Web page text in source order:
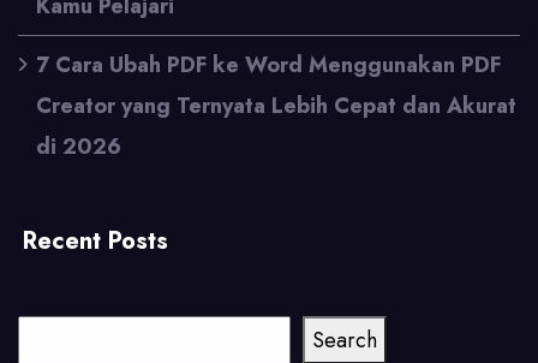
7 Cara Ubah PDF ke Word Menggunakan PDF
Creator yang Ternyata Lebih Cepat dan Akurat
di 2026
Recent Posts
Search